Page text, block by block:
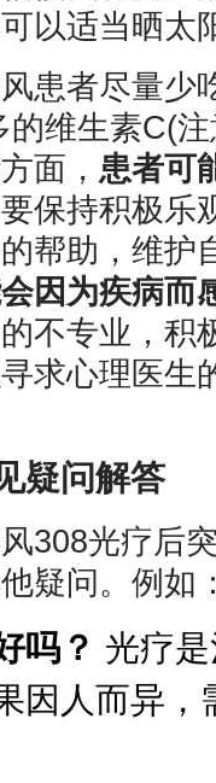
以适当晒太
患者尽量少
的维生素C(
面， 患者可
保持积极乐
帮助，维护
因为疾病而
不专业，积
求心理医生
疑问解答
308光疗后
疑问。例如
吗？ 光疗
因人而异，